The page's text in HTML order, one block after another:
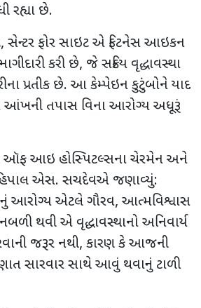
રહ્યા છે.
સેન્ટર ફોર સાઇટ એ ફિટનેસ આઇકન
કરી છે, જે સક્રિય વૃદ્ધાવસ્થા
પ્રતીક છે. આ કેમ્પેઇન કુટુંબોને યાદ
આંખની તપાસ વિના આરોગ્ય અધૂરૂં
ઑફ આઇ હોસ્પિટલ્સના ચેરમેન અને
મહિપાલ એસ. સચદેવએ જણાવ્યું:
આરોગ્ય એટલે ગૌરવ, આત્મવિશ્વાસ
થવી એ વૃદ્ધાવસ્થાનો અનિવાર્ય
જરૂર નથી, કારણ કે આજની
સારવાર સાથે આવું થવાનું ટાળી